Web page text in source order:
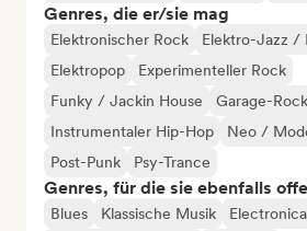
Genres, die er/sie mag
Elektronischer Rock
Elektro-Jazz /
Elektropop
Experimenteller Rock
Funky / Jackin House
Garage-Rock
Instrumentaler Hip-Hop
Neo /
Post-Punk
Psy-Trance
Genres, für die sie ebenfalls
Blues Klassische Musik Electronica